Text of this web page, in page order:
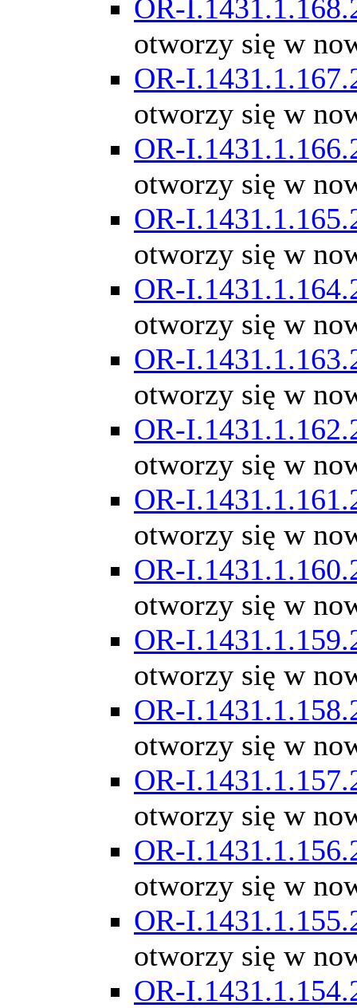
OR-
otworzy się w
OR-
otworzy się w
OR-
otworzy się w
OR-
otworzy się w
OR-
otworzy się w
OR-
otworzy się w
OR-
otworzy się w
OR-
otworzy się w
OR-
otworzy się w
OR-
otworzy się w
OR-
otworzy się w
OR-
otworzy się w
OR-
otworzy się w
OR-
otworzy się w
OR-